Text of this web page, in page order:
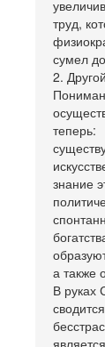
труд,
сумел
2.
теперь:
знание
а также
В руках